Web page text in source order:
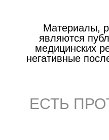
Материалы,
являются
медицинских
негативные
ЕСТЬ